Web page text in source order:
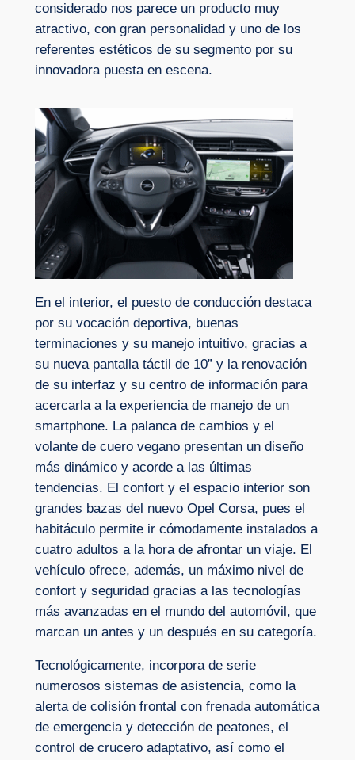
considerado nos parece un producto muy
atractivo, con gran personalidad y uno de los
referentes estéticos de su segmento por su
innovadora puesta en escena.
En el interior, el puesto de conducción destaca
por su vocación deportiva, buenas
terminaciones y su manejo intuitivo, gracias a
su nueva pantalla táctil de 10” y la renovación
de su interfaz y su centro de información para
acercarla a la experiencia de manejo de un
smartphone. La palanca de cambios y el
volante de cuero vegano presentan un diseño
más dinámico y acorde a las últimas
tendencias. El confort y el espacio interior son
grandes bazas del nuevo Opel Corsa, pues el
habitáculo permite ir cómodamente instalados a
cuatro adultos a la hora de afrontar un viaje. El
vehículo ofrece, además, un máximo nivel de
confort y seguridad gracias a las tecnologías
más avanzadas en el mundo del automóvil, que
marcan un antes y un después en su categoría.
Tecnológicamente, incorpora de serie
numerosos sistemas de asistencia, como la
alerta de colisión frontal con frenada automática
de emergencia y detección de peatones, el
control de crucero adaptativo, así como el